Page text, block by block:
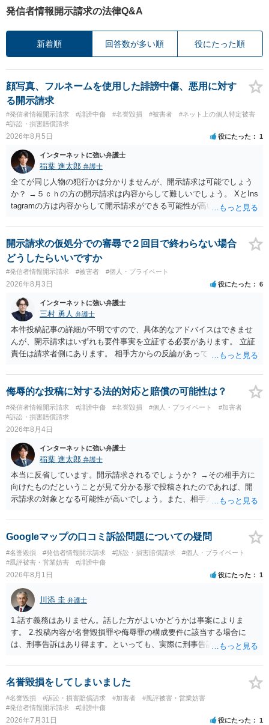
発信者情報開示請求の法律Q&A
新着順 回答数が多い順 役にたった順
顔写真、フルネームを使用した誹謗中傷、悪用に対す
る開示請求
#発信者情報開示請求 #誹謗中傷 #名誉毀損 #被害者
#ネット上の個人特定被害
#訴訟・損害賠償請求
2026年8月5日 役にたった 1
インターネットに強い弁護士
稲葉 進太郎 弁護士
全てが同じ人物の犯行かは分かりませんが、開示請求は可能でしょう
か？ →５ｃｈの方の開示請求は内容からして難しいでしょう。 XとIns
tagramの方は内容からして開示請求ができる可能性が高いでしょう。
いでしょう。７月中にアカウントが削除されている場合、今から進め
ても失敗する可能性が高いように思われます。 相手を特定できた場
合、相手に全ての弁護士費用を負担させることは可能でしょうか？ →
訴訟外の交渉で相手方が認めれば負担させることができるでしょう。
訴訟で判決となった場合は、実際の弁護士費用が認められる場合と認
められない場合があり何ともいえないところでしょう。
開示請求の仮処分での審尋で２回目で終わらない場合
どうしたらいいですか
#発信者情報開示請求 #被害者 #個人・プライベート
2026年8月3日 役にたった 6
インターネットに強い弁護士
三村 勇人 弁護士
本件投稿記事の詳細が不明ですので、具体的なアドバイスはできませ
んが、開示請求はいずれも要件事実を立証する必要があります。 立証
責任は請求者側にあります。 相手方からの反論があっても、裁判官が
方が口頭で反論したのは、仮処分は迅速性が要求されるためです。 書
面での反論となれば、より遅延する可能性がございます。 また、本件
はXのため、APのIPアドレスの保存期間の問題もございます。 開示請
求は法律知識が不可欠ですが、それだけでは足りず、実務を踏まえた
方法を選択することが重要です。
侮辱的な投稿に対する法的対応と賠償の可能性は？
#発信者情報開示請求 #誹謗中傷 #名誉毀損 #個人・プライベート
#加害者
#訴訟・損害賠償請求
2026年8月4日
インターネットに強い弁護士
稲葉 進太郎 弁護士
本当に反省しています。開示請求されるでしょうか？ →その相手方に
向けたものだということが見て分かる形で投稿されたのであれば、開
示請求の対象となる可能性が高いでしょう。また、相手方の投稿した
と存じます。発信者情報開示請求が進むと、投稿に使った回線の契約
者のところに、意見照会がなされます。アカウント情報開示の場合
は、アカウントの登録メールに意見照会がなされます。 また、された
場合賠償金はいくらでしょうか。 →ケースバイケースであり、数万円
から１００万単位まで様々でしょう。裁判外であれば交渉して相手方
Googleマップの口コミ訴訟問題についての疑問
#名誉毀損 #発信者情報開示請求 #訴訟・損害賠償請求
#個人・プライベート
#風評被害・営業妨害
#誹謗中傷
2026年8月1日 役にたった 1
川添 圭 弁護士
1.話す義務はありません。話した方がよいかどうかは事案によりま
す。 2.投稿内容が名誉毀損罪や侮辱罪の構成要件に該当する場合に
は、刑事告訴はあり得ます。といっても、実際に刑事告訴に動くかど
です。Googleは電話番号の開示請求もできることが多いので、少しで
も特定可能になるよう、複数ルートで開示請求が行われることが多い
です。さらにいえば、利用者からの口コミ投稿の場合、開示請求者は
ある程度対象者を特定できている（ただし証拠による裏付けか必要な
ので発信者情報開示請求をする）というケースが比較的多いと思われ
名誉毀損をしてしまいました
#名誉毀損 #訴訟・損害賠償請求 #加害者
#風評被害・営業妨害
#発信者情報開示請求
#誹謗中傷
2026年7月31日 役にたった 1